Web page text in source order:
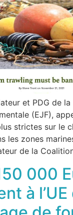
et PDG de
(EJF),
strictes sur le
les zones
de la
000
à